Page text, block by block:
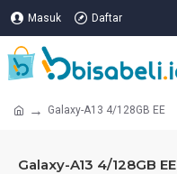
Masuk Daftar
Galaxy-A13 4/128GB EE
Galaxy-A13 4/128GB EE